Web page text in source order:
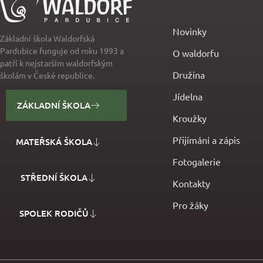
Základní škola Waldorfská
Pardubice funguje od roku 1993 a
patří k nejstarším waldorfským
školám v České republice.
ZÁKLADNÍ ŠKOLA
MATEŘSKÁ ŠKOLA
STŘEDNÍ ŠKOLA
SPOLEK RODIČŮ
Novinky
O waldorfu
Družina
Jídelna
Kroužky
Přijímání a zápis
Fotogalerie
Kontakty
Pro žáky